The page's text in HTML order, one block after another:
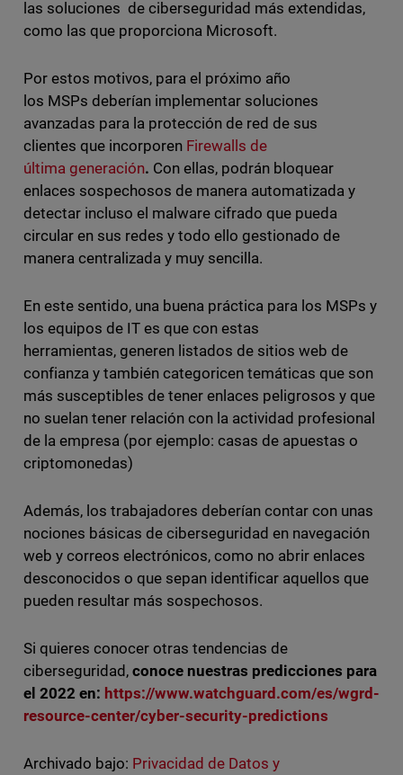
las soluciones de ciberseguridad más extendidas,
como las que proporciona Microsoft.
Por estos motivos, para el próximo año
los MSPs deberían implementar soluciones
avanzadas para la protección de red de sus
clientes que incorporen Firewalls de
última generación. Con ellas, podrán bloquear
enlaces sospechosos de manera automatizada y
detectar incluso el malware cifrado que pueda
circular en sus redes y todo ello gestionado de
manera centralizada y muy sencilla.
En este sentido, una buena práctica para los MSPs y
los equipos de IT es que con estas
herramientas, generen listados de sitios web de
confianza y también categoricen temáticas que son
más susceptibles de tener enlaces peligrosos y que
no suelan tener relación con la actividad profesional
de la empresa (por ejemplo: casas de apuestas o
criptomonedas)
Además, los trabajadores deberían contar con unas
nociones básicas de ciberseguridad en navegación
web y correos electrónicos, como no abrir enlaces
desconocidos o que sepan identificar aquellos que
pueden resultar más sospechosos.
Si quieres conocer otras tendencias de
ciberseguridad, conoce nuestras predicciones para
el 2022 en: https://www.watchguard.com/es/wgrd-
resource-center/cyber-security-predictions
Archivado bajo: Privacidad de Datos y